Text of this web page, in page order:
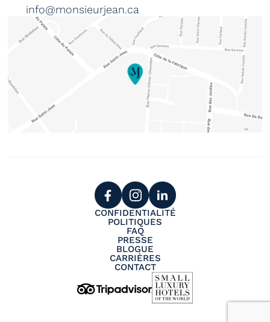
info@monsieurjean.ca
CONFIDENTIALITÉ
POLITIQUES
FAQ
PRESSE
BLOGUE
CARRIÈRES
CONTACT